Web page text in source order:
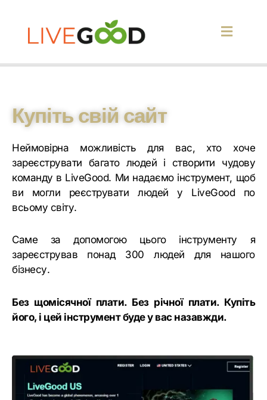
Купіть свій сайт
Неймовірна можливість для вас, хто хоче
зареєструвати багато людей і створити чудову
команду в LiveGood. Ми надаємо інструмент, щоб
ви могли реєструвати людей у LiveGood по
всьому світу.
Саме за допомогою цього інструменту я
зареєстрував понад 300 людей для нашого
бізнесу.
Без щомісячної плати. Без річної плати. Купіть
його, і цей інструмент буде у вас назавжди.